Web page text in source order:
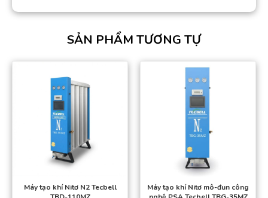
SẢN PHẨM TƯƠNG TỰ
Máy tạo khí Nitơ N2 Tecbell
Máy tạo khí Nitơ mô-đun công